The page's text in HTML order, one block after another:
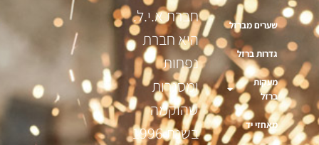
שערים מברזל
גדרות ברזל
מעקות
ברזל
מאחזי יד
חברת א.י.ל.
היא חברת
נפחות
ומסגרות
שהוקמה
בשנת 1996